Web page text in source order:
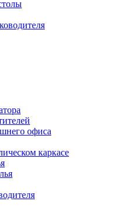
офиса
каркасе